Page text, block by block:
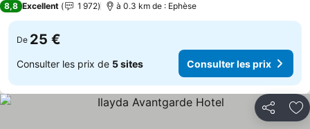
8,8 Excellent 1 972 à 0.3 km de : Ephèse
De 25 €
Consulter les prix de 5 sites Consulter les prix
Partager